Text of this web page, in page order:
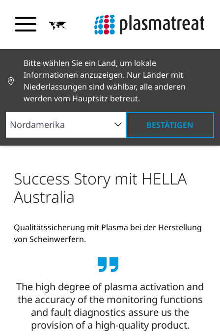
Bitte wählen Sie ein Land, um lokale
Informationen anzuzeigen. Nur Länder mit
Niederlassungen sind wählbar, alle anderen
werden vom Hauptsitz betreut.
BESTÄTIGEN
Neuigkeiten und Geschichten
News und Presse
Success Story mit HELLA Australia
Success Story mit HELLA
Australia
Qualitätssicherung mit Plasma bei der Herstellung
von Scheinwerfern.
The high degree of plasma activation and
the accuracy of the monitoring functions
and fault diagnostics assure us the
provision of a high-quality product.